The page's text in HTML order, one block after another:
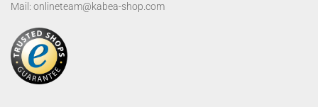
Mail: onlineteam@kabea-shop.com